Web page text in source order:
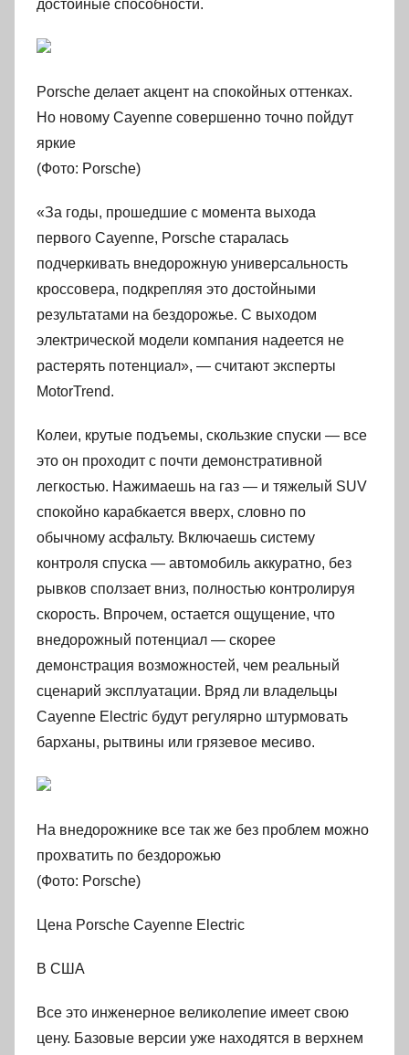
достойные способности.
Porsche делает акцент на спокойных оттенках.
Но новому Cayenne совершенно точно пойдут
яркие
(Фото: Porsche)
«За годы, прошедшие с момента выхода
первого Cayenne, Porsche старалась
подчеркивать внедорожную универсальность
кроссовера, подкрепляя это достойными
результатами на бездорожье. С выходом
электрической модели компания надеется не
растерять потенциал», — считают эксперты
MotorTrend.
Колеи, крутые подъемы, скользкие спуски — все
это он проходит с почти демонстративной
легкостью. Нажимаешь на газ — и тяжелый SUV
спокойно карабкается вверх, словно по
обычному асфальту. Включаешь систему
контроля спуска — автомобиль аккуратно, без
рывков сползает вниз, полностью контролируя
скорость. Впрочем, остается ощущение, что
внедорожный потенциал — скорее
демонстрация возможностей, чем реальный
сценарий эксплуатации. Вряд ли владельцы
Cayenne Electric будут регулярно штурмовать
барханы, рытвины или грязевое месиво.
На внедорожнике все так же без проблем можно
прохватить по бездорожью
(Фото: Porsche)
Цена Porsche Cayenne Electric
В США
Все это инженерное великолепие имеет свою
цену. Базовые версии уже находятся в верхнем